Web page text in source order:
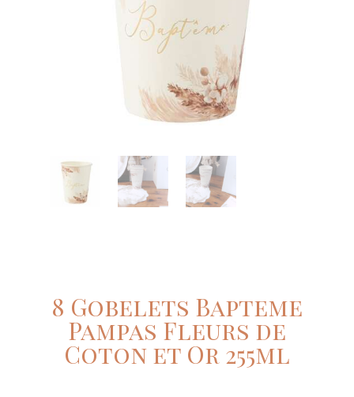
8 Gobelets Bapteme
Pampas Fleurs de
Coton et Or 255ml